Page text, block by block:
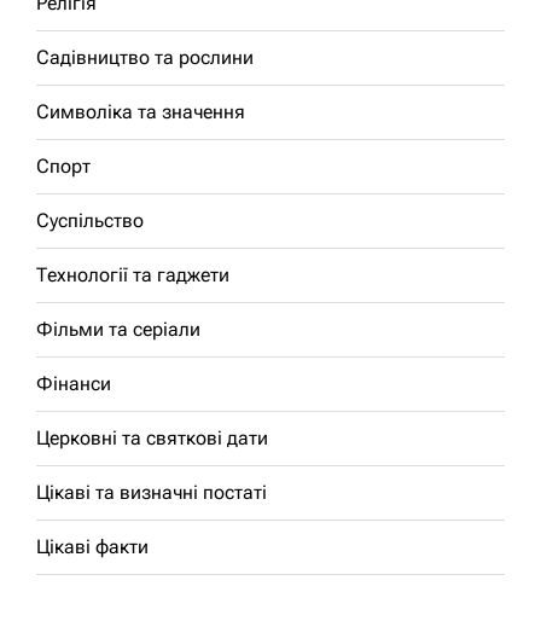
Садівництво та рослини
Символіка та значення
Спорт
Суспільство
Технології та гаджети
Фільми та серіали
Фінанси
Церковні та святкові дати
Цікаві та визначні постаті
Цікаві факти